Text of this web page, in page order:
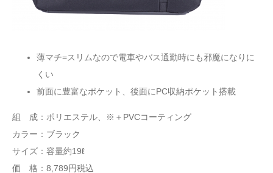
薄マチ=スリムなので電車やバス通勤時にも邪魔になりに
くい
前面に豊富なポケット、後面にPC収納ポケット搭載
組 成：ポリエステル、※＋PVCコーティング
カラー：ブラック
サイズ：容量約19ℓ
価 格：8,789円税込